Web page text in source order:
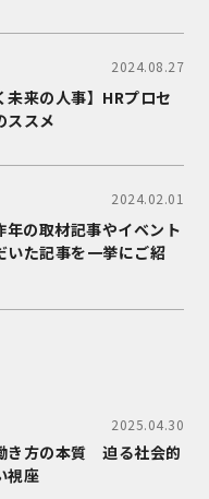
2024.08.27
未来の人事】HRプロセ
ススメ
2024.02.01
年の取材記事やイベント
いた記事を一挙にご紹
2025.04.30
き方の本質 迫る社会的
視座